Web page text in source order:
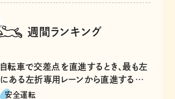
週間ランキング
自転車で交差点を直進するとき、最も左
にある左折専用レーンから直進するの
は、違反？
安全運転